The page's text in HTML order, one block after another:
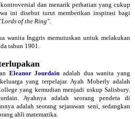
dan menarik perhatian yang cukup
ini disebut turut memberikan inspirasi bagi
Lords of the Ring".
wanita Inggris memutuskan untuk melakukan
tahun 1901.
Eleanor Jourdain adalah dua wanita yang
yang terpelajar. Ayah Moberly adalah
yang kemudian menjadi uskup Salisbury.
Ayahnya adalah seorang pendeta di
adalah seorang sejarawan seni, sedangkan
ahli matematika.